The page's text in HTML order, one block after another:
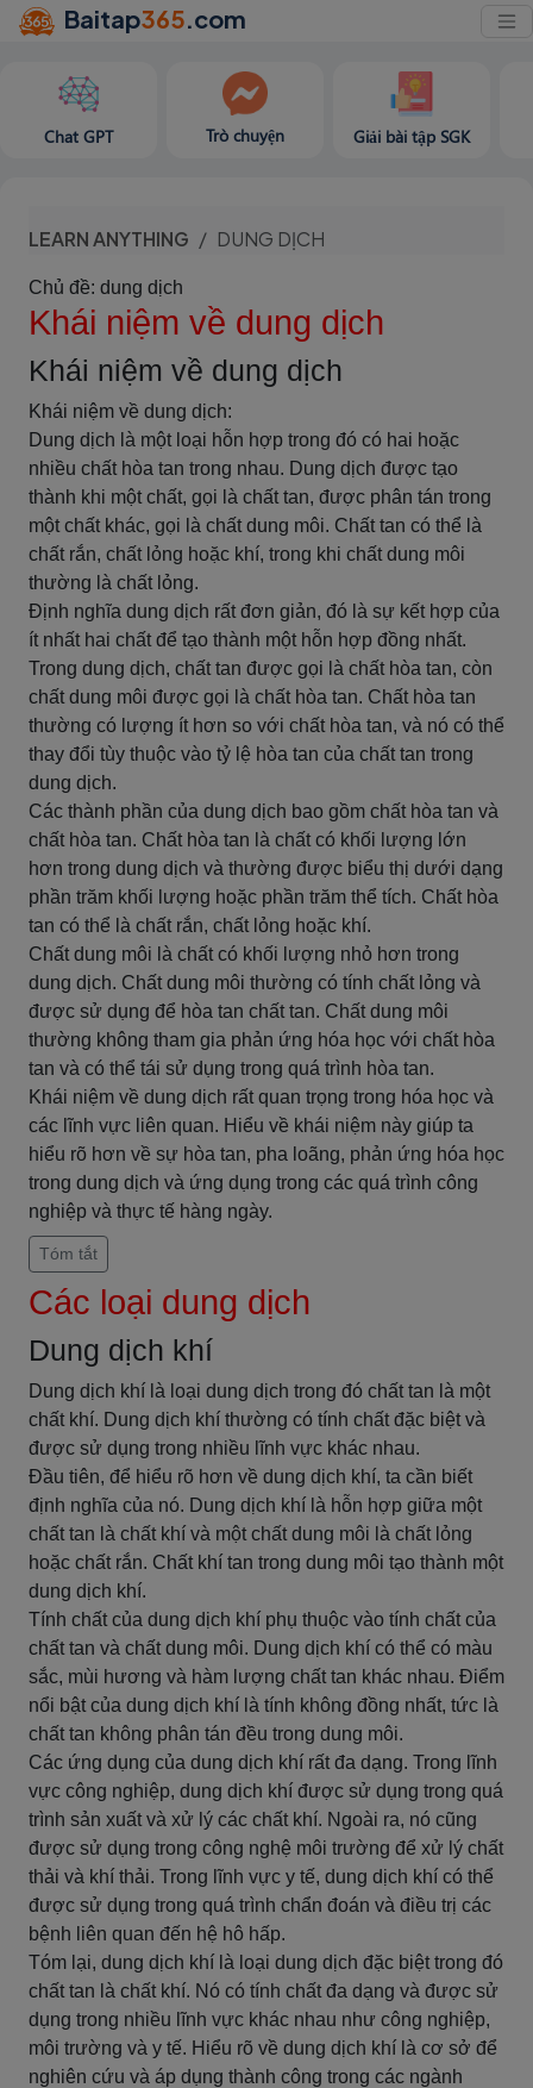
Baitap365.com
Chat GPT Trò chuyện Giải bài tập SGK
LEARN ANYTHING DUNG DỊCH
Chủ đề: dung dịch
Khái niệm về dung dịch
Khái niệm về dung dịch
Khái niệm về dung dịch:
Dung dịch là một loại hỗn hợp trong đó có hai hoặc
nhiều chất hòa tan trong nhau. Dung dịch được tạo
thành khi một chất, gọi là chất tan, được phân tán trong
một chất khác, gọi là chất dung môi. Chất tan có thể là
chất rắn, chất lỏng hoặc khí, trong khi chất dung môi
thường là chất lỏng.
Định nghĩa dung dịch rất đơn giản, đó là sự kết hợp của
ít nhất hai chất để tạo thành một hỗn hợp đồng nhất.
Trong dung dịch, chất tan được gọi là chất hòa tan, còn
chất dung môi được gọi là chất hòa tan. Chất hòa tan
thường có lượng ít hơn so với chất hòa tan, và nó có thể
thay đổi tùy thuộc vào tỷ lệ hòa tan của chất tan trong
dung dịch.
Các thành phần của dung dịch bao gồm chất hòa tan và
chất hòa tan. Chất hòa tan là chất có khối lượng lớn
hơn trong dung dịch và thường được biểu thị dưới dạng
phần trăm khối lượng hoặc phần trăm thể tích. Chất hòa
tan có thể là chất rắn, chất lỏng hoặc khí.
Chất dung môi là chất có khối lượng nhỏ hơn trong
dung dịch. Chất dung môi thường có tính chất lỏng và
được sử dụng để hòa tan chất tan. Chất dung môi
thường không tham gia phản ứng hóa học với chất hòa
tan và có thể tái sử dụng trong quá trình hòa tan.
Khái niệm về dung dịch rất quan trọng trong hóa học và
các lĩnh vực liên quan. Hiểu về khái niệm này giúp ta
hiểu rõ hơn về sự hòa tan, pha loãng, phản ứng hóa học
trong dung dịch và ứng dụng trong các quá trình công
nghiệp và thực tế hàng ngày.
Tóm tắt
Các loại dung dịch
Dung dịch khí
Dung dịch khí là loại dung dịch trong đó chất tan là một
chất khí. Dung dịch khí thường có tính chất đặc biệt và
được sử dụng trong nhiều lĩnh vực khác nhau.
Đầu tiên, để hiểu rõ hơn về dung dịch khí, ta cần biết
định nghĩa của nó. Dung dịch khí là hỗn hợp giữa một
chất tan là chất khí và một chất dung môi là chất lỏng
hoặc chất rắn. Chất khí tan trong dung môi tạo thành một
dung dịch khí.
Tính chất của dung dịch khí phụ thuộc vào tính chất của
chất tan và chất dung môi. Dung dịch khí có thể có màu
sắc, mùi hương và hàm lượng chất tan khác nhau. Điểm
nổi bật của dung dịch khí là tính không đồng nhất, tức là
chất tan không phân tán đều trong dung môi.
Các ứng dụng của dung dịch khí rất đa dạng. Trong lĩnh
vực công nghiệp, dung dịch khí được sử dụng trong quá
trình sản xuất và xử lý các chất khí. Ngoài ra, nó cũng
được sử dụng trong công nghệ môi trường để xử lý chất
thải và khí thải. Trong lĩnh vực y tế, dung dịch khí có thể
được sử dụng trong quá trình chẩn đoán và điều trị các
bệnh liên quan đến hệ hô hấp.
Tóm lại, dung dịch khí là loại dung dịch đặc biệt trong đó
chất tan là chất khí. Nó có tính chất đa dạng và được sử
dụng trong nhiều lĩnh vực khác nhau như công nghiệp,
môi trường và y tế. Hiểu rõ về dung dịch khí là cơ sở để
nghiên cứu và áp dụng thành công trong các ngành